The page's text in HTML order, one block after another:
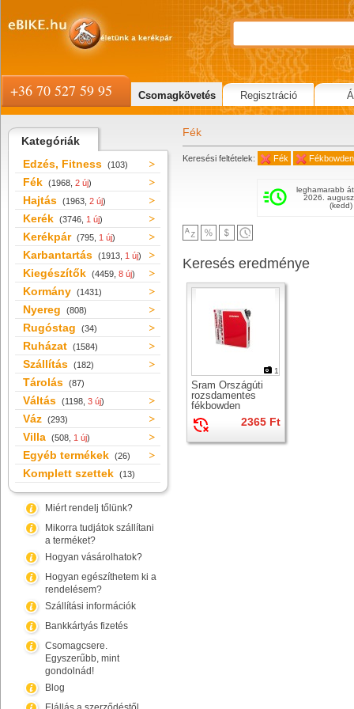
Kategóriák
Edzés, Fitness (103)
Fék (1968, 2 új)
Hajtás (1963, 2 új)
Kerék (3746, 1 új)
Kerékpár (795, 1 új)
Karbantartás (1913, 1 új)
Kiegészítők (4459, 8 új)
Kormány (1431)
Nyereg (808)
Rugóstag (34)
Ruházat (1584)
Szállítás (182)
Tárolás (87)
Váltás (1198, 3 új)
Váz (293)
Villa (508, 1 új)
Egyéb termékek (26)
Komplett szettek (13)
Miért rendelj tőlünk?
Mikorra tudjátok szállítani
a terméket?
Hogyan vásárolhatok?
Hogyan egészíthetem ki a
rendelésem?
Szállítási információk
Bankkártyás fizetés
Csomagcsere.
Egyszerűbb, mint
gondolnád!
Blog
Fék
Keresési feltételek: Fék Fékbowden
leghamarabb
2026.
(kedd)
Keresés eredménye
1
Sram Országúti
rozsdamentes
fékbowden
2365 Ft
+36 70 527 59 95 Csomagkövetés Regisztráció